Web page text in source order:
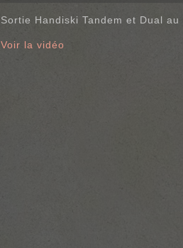
Sortie Handiski Tandem et Dual
Voir la vidéo